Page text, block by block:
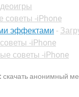
советы -iPhone
эффектами -
-iPhone
советы -iPhone
скачать анонимный